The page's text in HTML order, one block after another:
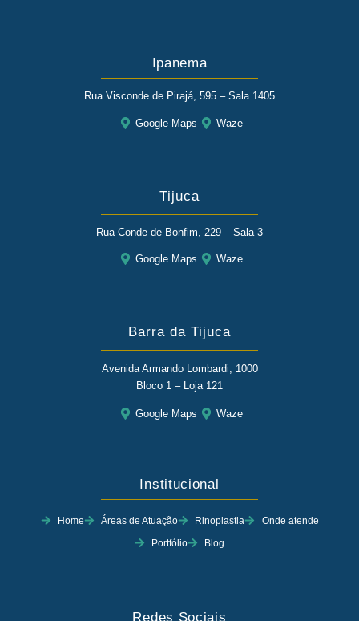
Ipanema
Rua Visconde de Pirajá, 595 – Sala 1405
Google Maps Waze
Tijuca
Rua Conde de Bonfim, 229 – Sala 3
Google Maps Waze
Barra da Tijuca
Avenida Armando Lombardi, 1000
Bloco 1 – Loja 121
Google Maps Waze
Institucional
Home Áreas de Atuação Rinoplastia
Onde atende
Portfólio
Blog
Redes Sociais